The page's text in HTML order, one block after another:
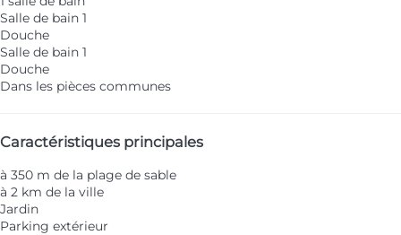
Salle de bain 1
Douche
Salle de bain 1
Douche
Dans les pièces communes
Caractéristiques principales
à 350 m de la plage de sable
à 2 km de la ville
Jardin
Parking extérieur